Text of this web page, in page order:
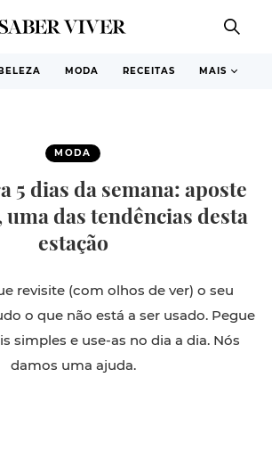
MODA RECEITAS MAIS
MODA
5 dias da semana: aposte
das tendências desta
estação
revisite (com olhos de ver) o seu
o que não está a ser usado. Pegue
simples e use-as no dia a dia. Nós
damos uma ajuda.